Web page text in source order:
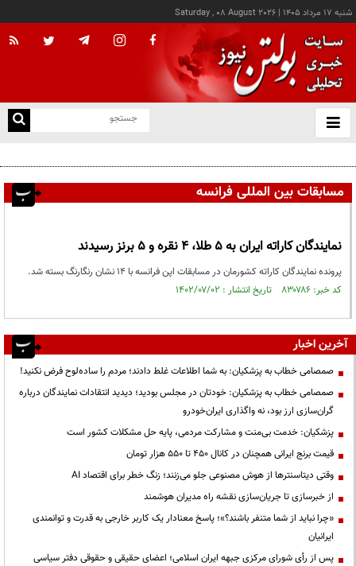
شنبه ۱۷ مرداد ۱۴۰۵ |
Saturday , 08 August 2026
باز
و
مسابقات بین المللی فرانسه
نمایندگان کاراته ایران به ۵ طلا، ۴ نقره و ۵ برنز رسیدند
پرونده نمایندگان کاراته کشورمان در مسابقات اپن فرانسه با ۱۴ نشان رنگارنگ بسته شد.
کد خبر: ۸۳۰۷۸۶ تاریخ انتشار : ۱۴۰۲/۰۷/۰۲
آخرین اخبار
صمصامی خطاب به پزشکیان: به شما اطلاعات غلط دادند؛ مردم را ساده‌لوح فرض نکنید!
صمصامی خطاب به پزشکیان: خودتان در مجلس بودید؛ دیدید انتقادات نمایندگان درباره
گران‌سازی ارز بود، نه واگذاری ایران‌خودرو
پزشکیان: خدمت بی‌منت و مشارکت مردمی، پایه حل مشکلات کشور است
قیمت‌ برنج ایرانی همچنان در کانال ۴۵۰ تا ۵۵۰ هزار تومان
وقتی دیتاسنترها از هوش مصنوعی جلو می‌زنند؛ زنگ خطر برای اقتصاد AI
از خبرسازی تا جریان‌سازی نقشه راه مدیران هوشمند
«چرا نباید از شما متنفر باشند؟»؛ پاسخ معنادار یک کاربر خارجی به قدرت و توانمندی
ایرانیان
پس از رأی شورای مرکزی جبهه ایران اسلامی؛ اعضای حقیقی و حقوقی دفتر سیاسی